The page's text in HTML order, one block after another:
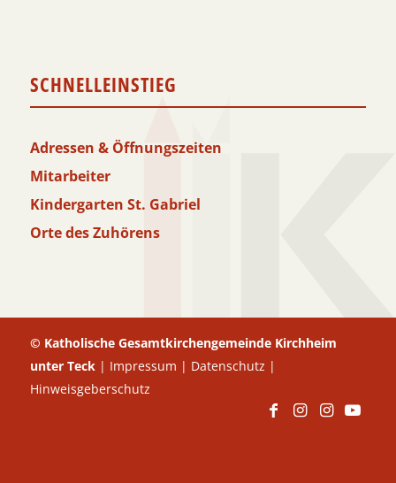
SCHNELLEINSTIEG
Adressen & Öffnungszeiten
Mitarbeiter
Kindergarten St. Gabriel
Orte des Zuhörens
© Katholische Gesamtkirchengemeinde Kirchheim
unter Teck | Impressum | Datenschutz |
Hinweisgeberschutz